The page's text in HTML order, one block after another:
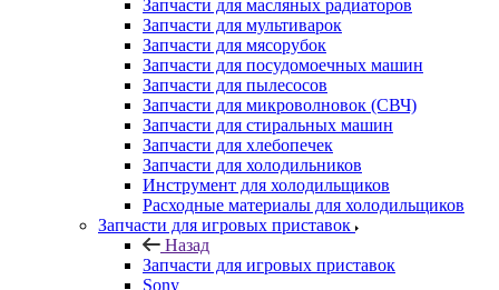
Запчасти для масляных радиаторов
Запчасти для мультиварок
Запчасти для мясорубок
Запчасти для посудомоечных машин
Запчасти для пылесосов
Запчасти для микроволновок (СВЧ)
Запчасти для стиральных машин
Запчасти для хлебопечек
Запчасти для холодильников
Инструмент для холодильщиков
Расходные материалы для холодильщиков
Запчасти для игровых приставок
Назад
Запчасти для игровых приставок
Sony